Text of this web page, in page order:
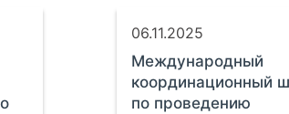
06.11.2025
Международный
координационный
по проведению